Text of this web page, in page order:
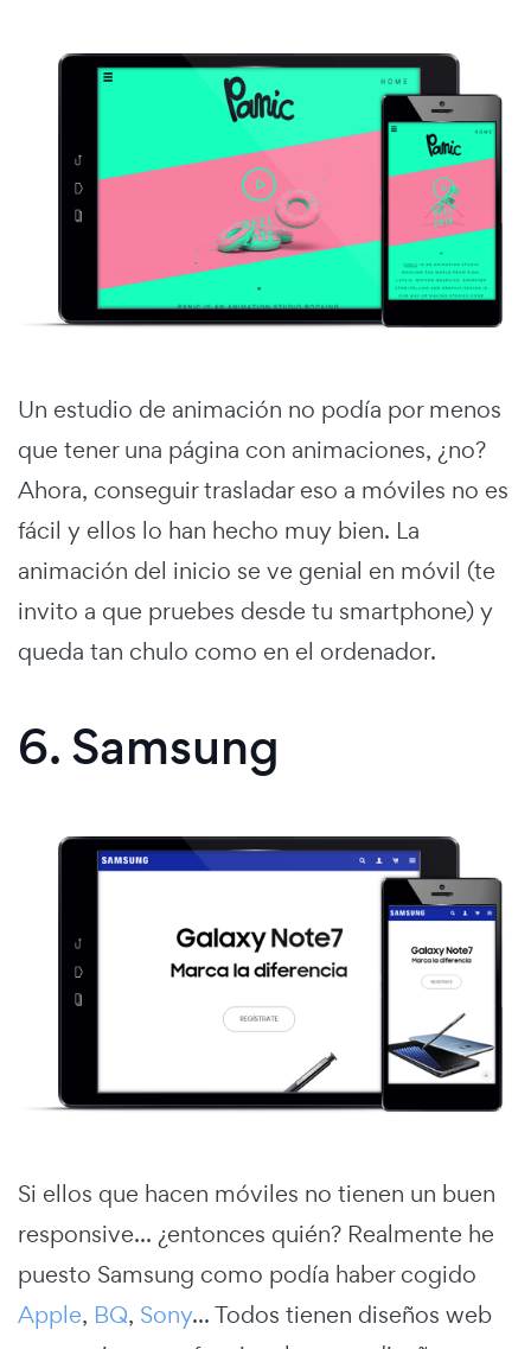
Un estudio de animación no podía por menos
que tener una página con animaciones, ¿no?
Ahora, conseguir trasladar eso a móviles no es
fácil y ellos lo han hecho muy bien. La
animación del inicio se ve genial en móvil (te
invito a que pruebes desde tu smartphone) y
queda tan chulo como en el ordenador.
6. Samsung
Si ellos que hacen móviles no tienen un buen
responsive... ¿entonces quién? Realmente he
puesto Samsung como podía haber cogido
Apple, BQ, Sony... Todos tienen diseños web